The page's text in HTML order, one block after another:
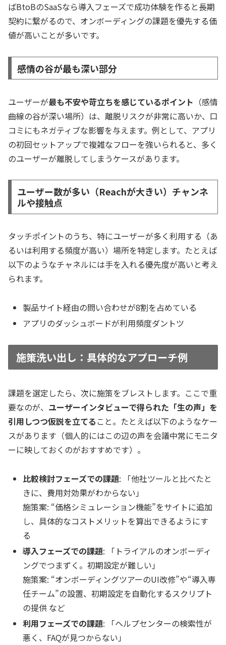
ばBtoBのSaaSなら導入フェーズで成功体験を作ると長期
契約に繋がるので、オンボーディングの課題を優先する価
値が高いことが多いです。
感情の谷が最も深い部分
ユーザーが最も不安や苛立ちを感じているポイント （感情
曲線の谷が深い場所）は、離脱リスクが非常に高いか、口
コミにもネガティブな影響を与えます。例として、アプリ
の初回セットアップで複雑なフローを強いられると、多く
のユーザーが離脱してしまうケースがあります。
ユーザー数が多い（Reachが大きい）チャンネ
ルや接触点
タッチポイントのうち、特にユーザーが多く利用する（あ
るいは利用する頻度が高い）場所を特定します。たとえば
以下のようなチャネルには手を入れる優先度が高いと考え
られます。
製品サイト経由の問い合わせが8割を占めている
アプリのダッシュボードが利用頻度ダントツ
施策洗い出し：具体的なアプローチ例
課題を選定したら、次に施策をブレストします。ここで重
要なのが、 ユーザーインタビューで得られた「生の声」を
引用しつつ仮説を立てる こと。たとえば以下のようなケー
スがあります（個人的にはこの辺の声を会議中常にモニタ
ーに映しておくのがおすすめです）。
比較検討フェーズでの課題: 「他社ツールと比べたと
きに、費用対効果がわからない」
施策案: “価格シミュレーション機能”をサイトに追加
し、具体的なコストメリットを算出できるようにす
る
導入フェーズでの課題: 「トライアルのオンボーディ
ングでつまずく。初期設定が難しい」
施策案: “オンボーディングツアーのUI改修”や“導入専
任チーム”の設置、初期設定を自動化するスクリプト
の提供 など
利用フェーズでの課題: 「ヘルプセンターの検索性が
悪く、FAQが見つからない」